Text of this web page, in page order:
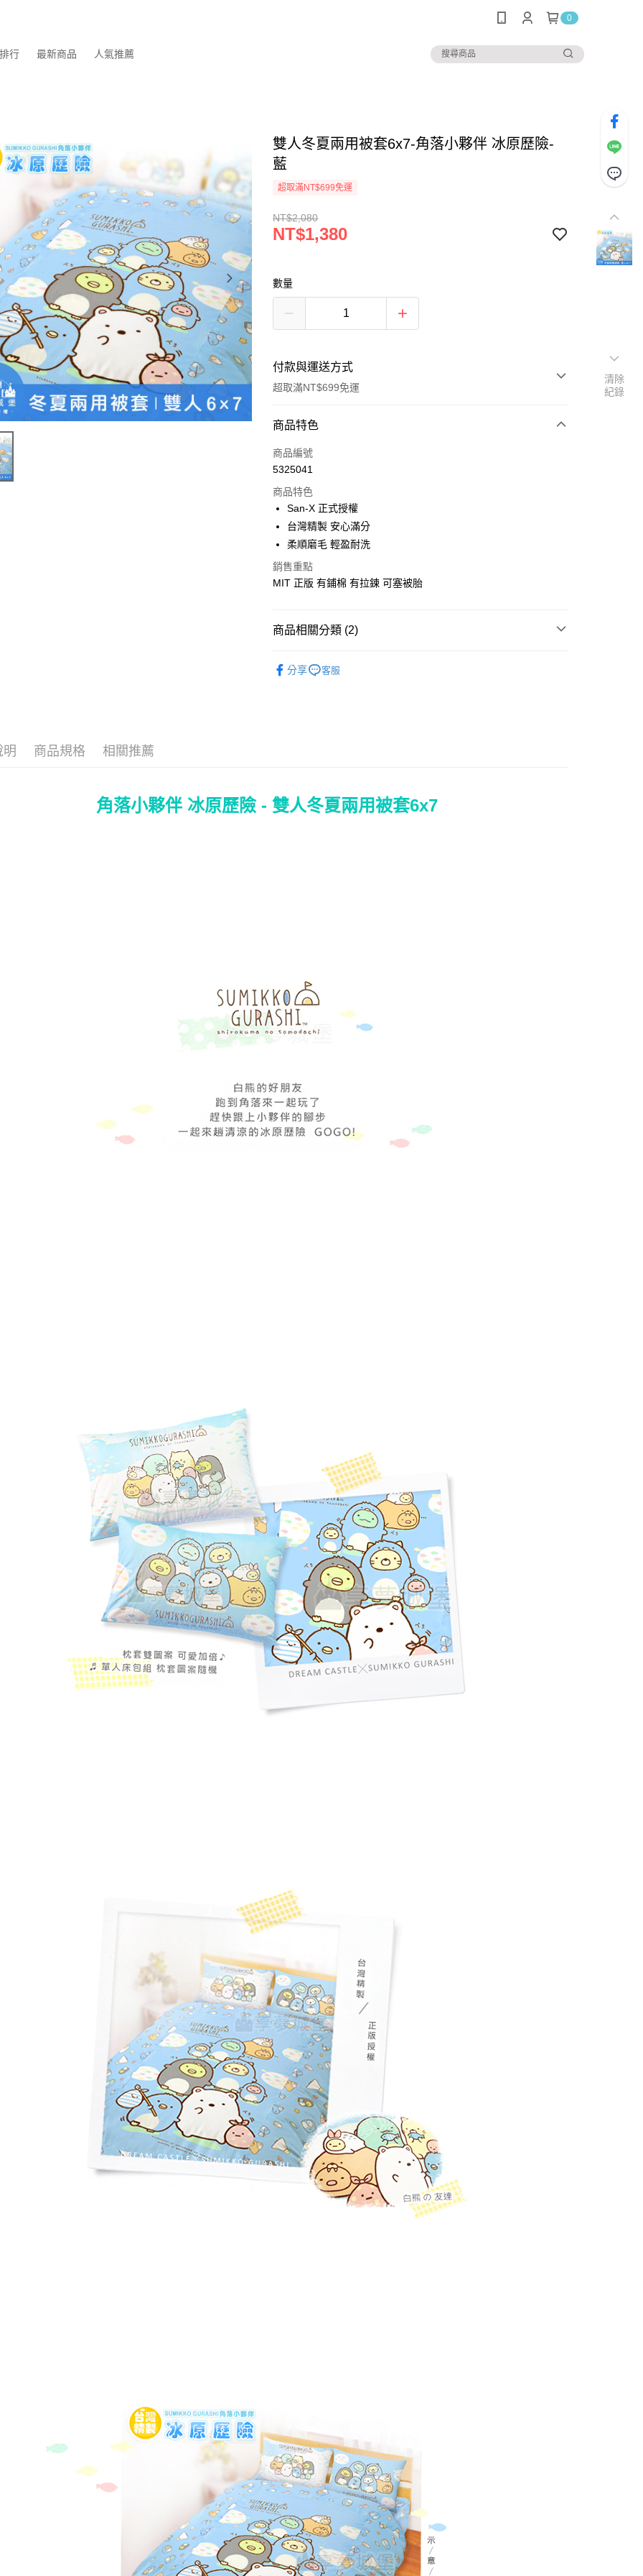
0
行 最新商品 人氣推薦
雙人冬夏兩用被套6x7-角落小夥伴 冰原歷險-
藍
超取滿NT$699免運
NT$2,080
NT$1,380
數量
付款與運送方式
超取滿NT$699免運
付款方式
信用卡一次付款
LINE Pay
Apple Pay
悠遊付
ATM付款
宅配
商品特色
商品編號
5325041
商品特色
San-X 正式授權
台灣精製 安心滿分
柔順磨毛 輕盈耐洗
銷售重點
MIT 正版 有鋪棉 有拉鍊 可塞被胎
商品相關分類 (2)
分享 客服
明 商品規格 相關推薦
角落小夥伴 冰原歷險 - 雙人冬夏兩用被套6x7
清除
紀錄